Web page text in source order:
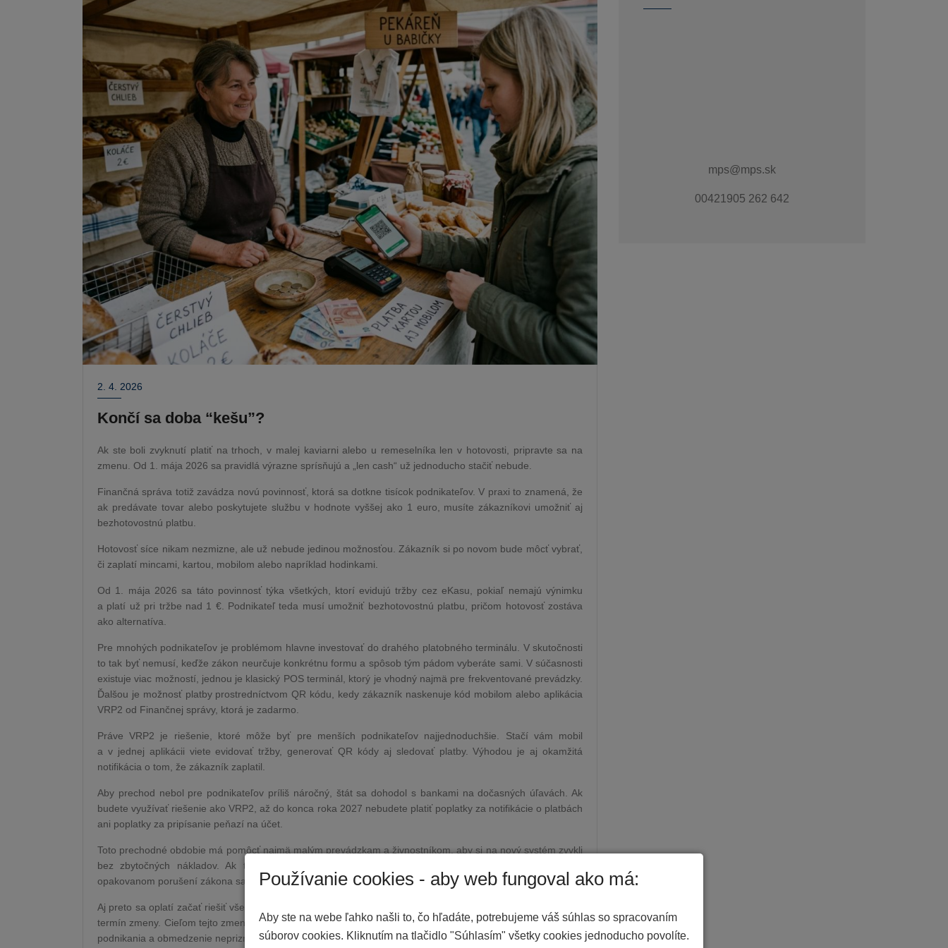
2. 4. 2026
Končí sa doba “kešu”?
Ak ste boli zvyknutí platiť na trhoch, v malej kaviarni alebo u remeselníka len v hotovosti, pripravte sa na
zmenu. Od 1. mája 2026 sa pravidlá výrazne sprísňujú a „len cash“ už jednoducho stačiť nebude.
Finančná správa totiž zavádza novú povinnosť, ktorá sa dotkne tisícok podnikateľov. V praxi to znamená, že
ak predávate tovar alebo poskytujete službu v hodnote vyššej ako 1 euro, musíte zákazníkovi umožniť aj
bezhotovostnú platbu.
Hotovosť síce nikam nezmizne, ale už nebude jedinou možnosťou. Zákazník si po novom bude môcť vybrať,
či zaplatí mincami, kartou, mobilom alebo napríklad hodinkami.
Od 1. mája 2026 sa táto povinnosť týka všetkých, ktorí evidujú tržby cez eKasu, pokiaľ nemajú výnimku
a platí už pri tržbe nad 1 €. Podnikateľ teda musí umožniť bezhotovostnú platbu, pričom hotovosť zostáva
ako alternatíva.
Pre mnohých podnikateľov je problémom hlavne investovať do drahého platobného terminálu. V skutočnosti
to tak byť nemusí, keďže zákon neurčuje konkrétnu formu a spôsob tým pádom vyberáte sami. V súčasnosti
existuje viac možností, jednou je klasický POS terminál, ktorý je vhodný najmä pre frekventované prevádzky.
Ďalšou je možnosť platby prostredníctvom QR kódu, kedy zákazník naskenuje kód mobilom alebo aplikácia
VRP2 od Finančnej správy, ktorá je zadarmo.
Práve VRP2 je riešenie, ktoré môže byť pre menších podnikateľov najjednoduchšie. Stačí vám mobil
a v jednej aplikácii viete evidovať tržby, generovať QR kódy aj sledovať platby. Výhodou je aj okamžitá
notifikácia o tom, že zákazník zaplatil.
Aby prechod nebol pre podnikateľov príliš náročný, štát sa dohodol s bankami na dočasných úľavách. Ak
budete využívať riešenie ako VRP2, až do konca roka 2027 nebudete platiť poplatky za notifikácie o platbách
ani poplatky za pripísanie peňazí na účet.
Toto prechodné obdobie má pomôcť najmä malým prevádzkam a živnostníkom, aby si na nový systém zvykli
bez zbytočných nákladov. Ak túto povinnosť odignorujete, môže sa vám to poriadne vypomstiť. Pri
opakovanom porušení zákona sa pokuty pohybujú od 500 eur až do 15 000 eur.
Aj preto sa oplatí začať riešiť všetko vopred, vyskúšať si vybrané riešenie a pripraviť sa skôr, než príde ostrý
termín zmeny. Cieľom tejto zmeny nie je len väčší komfort pre zákazníkov, ale najmä väčšia transparentnosť
podnikania a obmedzenie nepriznaných príjmov tam, kde doteraz dominovala hotovosť.
mps@mps.sk
00421905 262 642
Používanie cookies - aby web fungoval ako má:
Aby ste na webe ľahko našli to, čo hľadáte, potrebujeme váš súhlas so spracovaním
súborov cookies. Kliknutím na tlačidlo "Súhlasím" všetky cookies jednoducho povolíte.